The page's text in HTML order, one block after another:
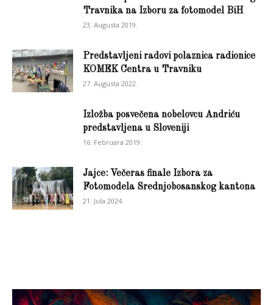
Travnika na Izboru za fotomodel BiH
23. Augusta 2019.
Predstavljeni radovi polaznica radionice
KOMEK Centra u Travniku
27. Augusta 2022.
Izložba posvečena nobelovcu Andriću
predstavljena u Sloveniji
16. Februara 2019.
Jajce: Večeras finale Izbora za
Fotomodela Srednjobosanskog kantona
21. Jula 2024.